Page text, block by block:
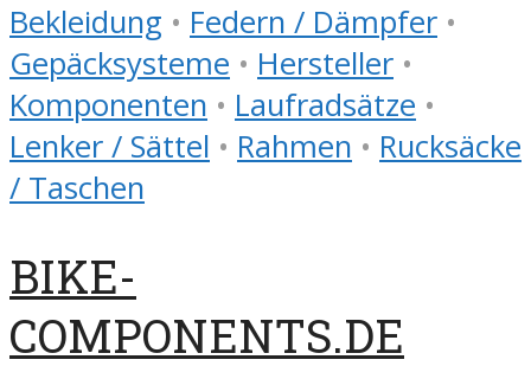
Bekleidung • Federn / Dämpfer •
Gepäcksysteme • Hersteller •
Komponenten • Laufradsätze •
Lenker / Sättel • Rahmen • Rucksäcke
/ Taschen
BIKE-
COMPONENTS.DE